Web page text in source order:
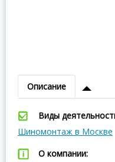
Описание
Виды
Шиномонтаж в Москве
О компании: